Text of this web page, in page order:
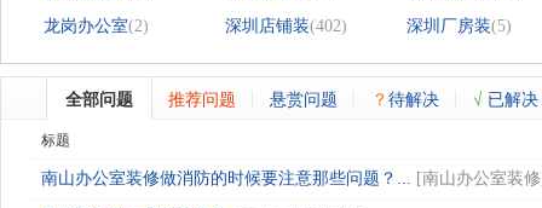
龙岗办公室(2) 深圳店铺装(402) 深圳厂房装(5)
全部问题 推荐问题 悬赏问题 ？待解决 √ 已解决
标题
南山办公室装修做消防的时候要注意那些问题？... [南山办公室装修